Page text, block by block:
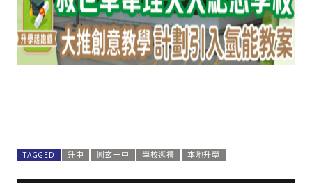
TAGGED 升中 圓玄一中 學校巡禮 本地升學